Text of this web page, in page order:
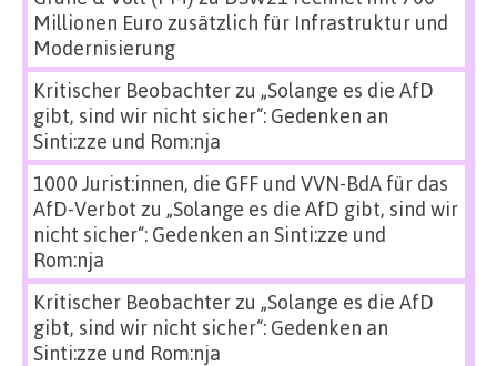
Millionen Euro zusätzlich für Infrastruktur und
Modernisierung
Kritischer Beobachterzu „Solange es die AfD
gibt, sind wir nicht sicher“: Gedenken an
Sinti:zze und Rom:nja
1000 Jurist:innen, die GFF und VVN-BdA für das
AfD-Verbot zu „Solange es die AfD gibt, sind wir
nicht sicher“: Gedenken an Sinti:zze und
Rom:nja
Kritischer Beobachterzu „Solange es die AfD
gibt, sind wir nicht sicher“: Gedenken an
Sinti:zze und Rom:nja